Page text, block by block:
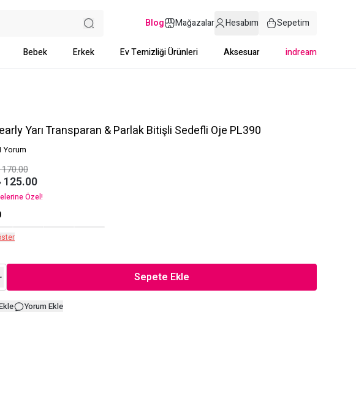
Blog Mağazalar Hesabım Sepetim
Bebek Erkek Ev Temizliği Ürünleri Aksesuar indream
Yarı Transparan & Parlak Bitişli Sedefli Oje PL390
Yorum
125.00
Özel!
Sepete Ekle
Yorum Ekle